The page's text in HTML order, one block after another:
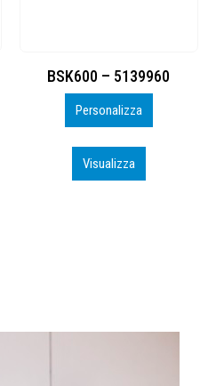
DTF
Personalizza
Visualizza